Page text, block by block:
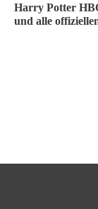
Harry Potter
und alle